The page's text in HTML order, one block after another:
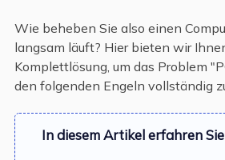
Wie beheben Sie also einen
langsam läuft? Hier bieten wir
Komplettlösung, um das Problem
den folgenden Engeln vollständig
In diesem Artikel erfahren